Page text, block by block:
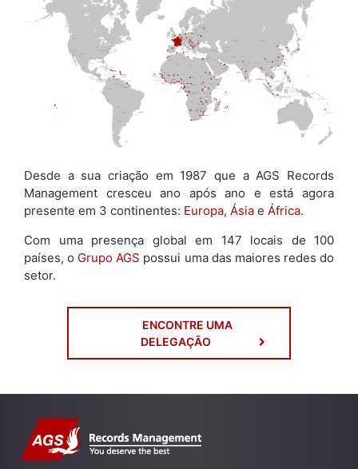
Desde a sua criação em 1987 que a AGS Records
Management cresceu ano após ano e está agora
presente em 3 continentes: Europa, Ásia e África.
Com uma presença global em 147 locais de 100
países, o Grupo AGS possui uma das maiores redes do
setor.
ENCONTRE UMA
DELEGAÇÃO